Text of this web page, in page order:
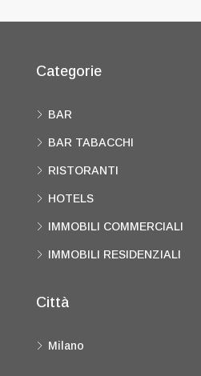
Categorie
BAR
BAR TABACCHI
RISTORANTI
HOTELS
IMMOBILI COMMERCIALI
IMMOBILI RESIDENZIALI
Città
Milano